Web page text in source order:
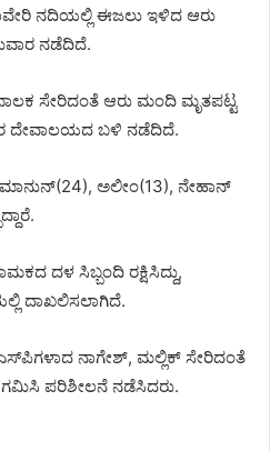
ನದಿಯಲ್ಲಿ ಈಜಲು ಇಳಿದ ಆರು
ನಡೆದಿದೆ.
ಸೇರಿದಂತೆ ಆರು ಮಂದಿ ಮೃತಪಟ್ಟ
ದೇವಾಲಯದ ಬಳಿ ನಡೆದಿದೆ.
ಅಲೀಂ(13), ನೇಹಾನ್
ದಳ ಸಿಬ್ಬಂದಿ ರಕ್ಷಿಸಿದ್ದು,
ದಾಖಲಿಸಲಾಗಿದೆ.
ನಾಗೇಶ್, ಮಲ್ಲಿಕ್ ಸೇರಿದಂತೆ
ಪರಿಶೀಲನೆ ನಡೆಸಿದರು.